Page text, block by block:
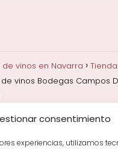
consentimiento
experiencias, utilizamos
de vinos en Navarra
vinos Bodegas Campos
guarda
Bodegas y